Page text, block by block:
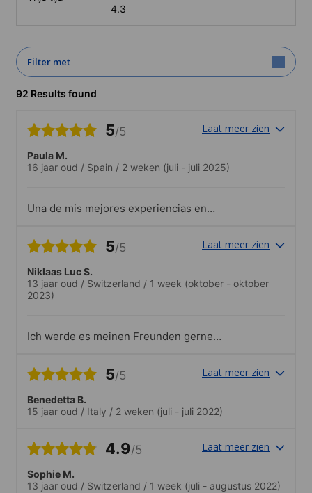
4.3
Filter met
92 Results found
5/5 Laat meer zien
Paula M.
16 jaar oud / Spain / 2 weken (juli - juli 2025)
Una de mis mejores experiencias en
amigas..Muy variadas. Me encanto el
5/5 Laat meer zien
Niklaas Luc S.
13 jaar oud / Switzerland / 1 week (oktober - oktober
2023)
Ich werde es meinen Freunden gerne
der Schule unternommen.Das waren:
grillieren und wandern und vieles
mehr.Langweilig wird es nie!Am Abend
5/5 Laat meer zien
Benedetta B.
15 jaar oud / Italy / 2 weken (juli - juli 2022)
4.9/5 Laat meer zien
Sophie M.
13 jaar oud / Switzerland / 1 week (juli - augustus 2022)